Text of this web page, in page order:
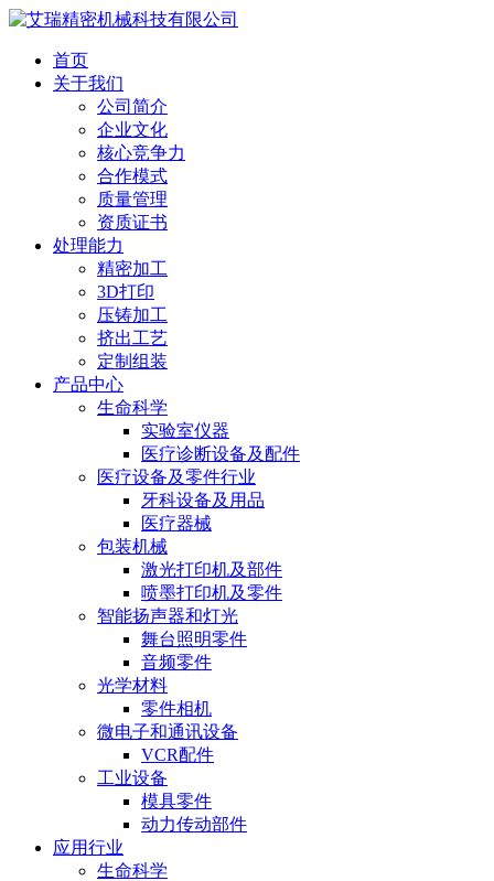
首页
关于我们
公司简介
企业文化
核心竞争力
合作模式
质量管理
资质证书
处理能力
精密加工
3D打印
压铸加工
挤出工艺
定制组装
产品中心
生命科学
实验室仪器
医疗诊断设备及配件
医疗设备及零件行业
牙科设备及用品
医疗器械
包装机械
激光打印机及部件
喷墨打印机及零件
智能扬声器和灯光
舞台照明零件
音频零件
光学材料
零件相机
微电子和通讯设备
VCR配件
工业设备
模具零件
动力传动部件
应用行业
生命科学